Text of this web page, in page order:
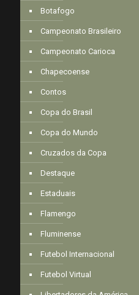
Botafogo
Campeonato Brasileiro
Campeonato Carioca
Chapecoense
Contos
Copa do Brasil
Copa do Mundo
Cruzados da Copa
Destaque
Estaduais
Flamengo
Fluminense
Futebol Internacional
Futebol Virtual